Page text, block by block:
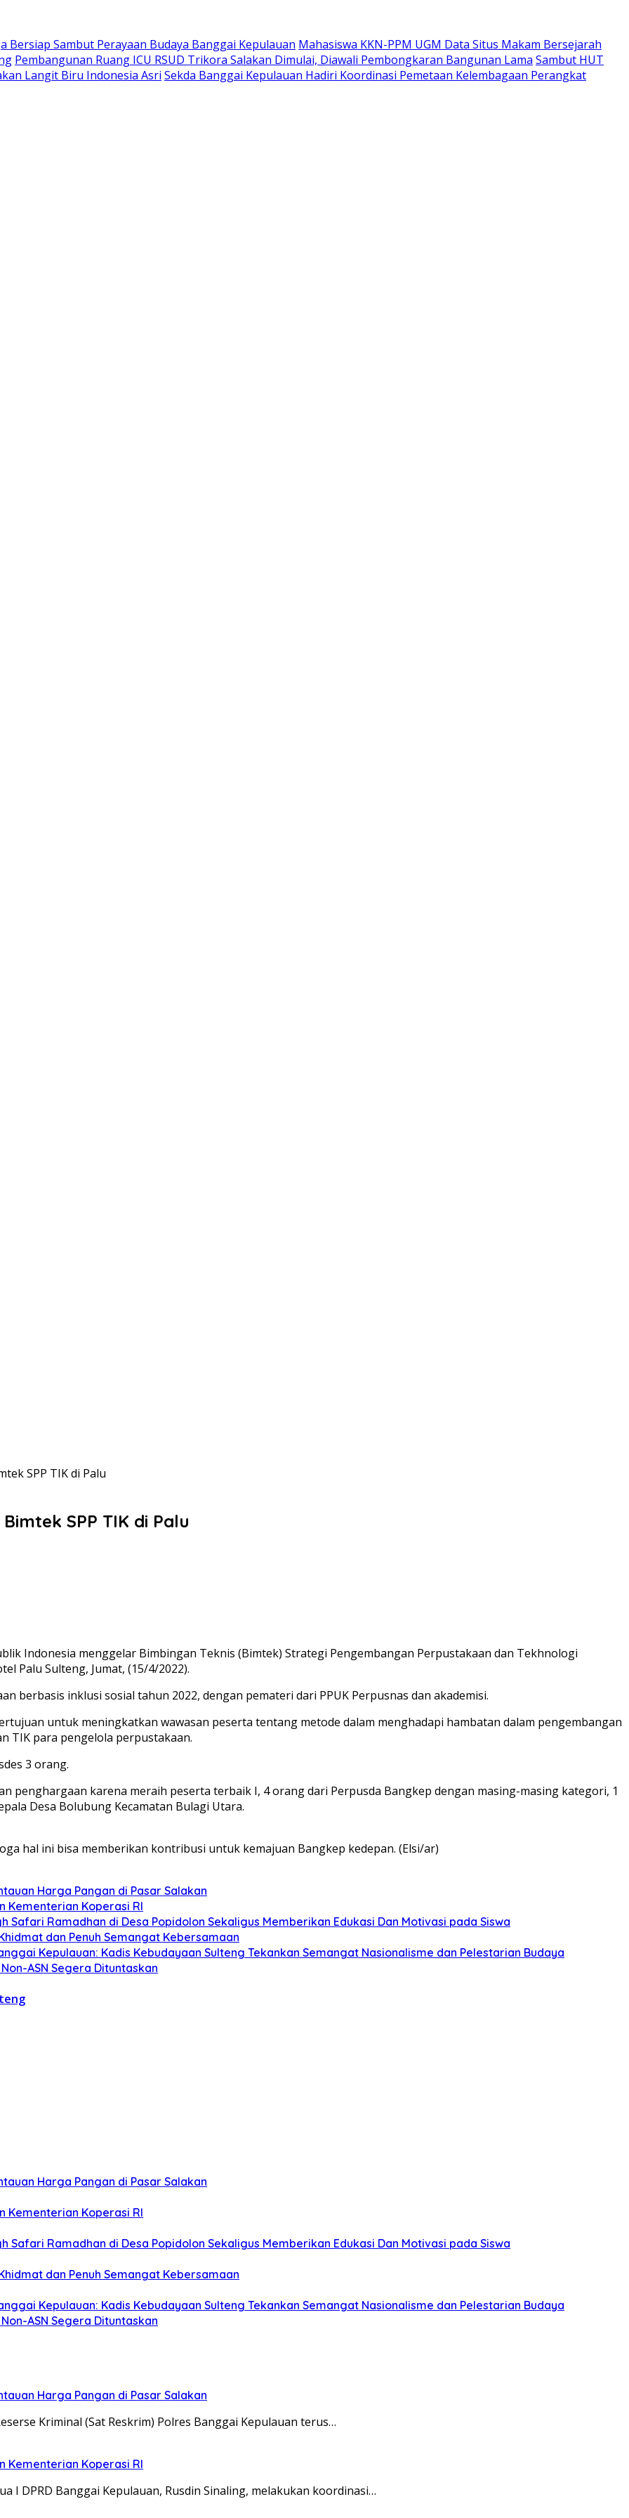
Bersiap Sambut Perayaan Budaya Banggai Kepulauan Mahasiswa KKN-PPM UGM Data Situs Makam Bersejarah
Pembangunan Ruang ICU RSUD Trikora Salakan Dimulai, Diawali Pembongkaran Bangunan Lama Sambut HUT
Langit Biru Indonesia Asri Sekda Banggai Kepulauan Hadiri Koordinasi Pemetaan Kelembagaan Perangkat
SPP TIK di Palu
SPP TIK di Palu
Indonesia menggelar Bimbingan Teknis (Bimtek) Strategi Pengembangan Perpustakaan dan Tekhnologi
Palu Sulteng, Jumat, (15/4/2022).
berbasis inklusi sosial tahun 2022, dengan pemateri dari PPUK Perpusnas dan akademisi.
untuk meningkatkan wawasan peserta tentang metode dalam menghadapi hambatan dalam pengembangan
TIK para pengelola perpustakaan.
3 orang.
penghargaan karena meraih peserta terbaik I, 4 orang dari Perpusda Bangkep dengan masing-masing kategori, 1
Desa Bolubung Kecamatan Bulagi Utara.
hal ini bisa memberikan kontribusi untuk kemajuan Bangkep kedepan. (Elsi/ar)
Harga Pangan di Pasar Salakan
Kementerian Koperasi RI
Safari Ramadhan di Desa Popidolon Sekaligus Memberikan Edukasi Dan Motivasi pada Siswa
dan Penuh Semangat Kebersamaan
Kepulauan: Kadis Kebudayaan Sulteng Tekankan Semangat Nasionalisme dan Pelestarian Budaya
ASN Segera Dituntaskan
Harga Pangan di Pasar Salakan
Kementerian Koperasi RI
Safari Ramadhan di Desa Popidolon Sekaligus Memberikan Edukasi Dan Motivasi pada Siswa
dan Penuh Semangat Kebersamaan
Kepulauan: Kadis Kebudayaan Sulteng Tekankan Semangat Nasionalisme dan Pelestarian Budaya
ASN Segera Dituntaskan
Harga Pangan di Pasar Salakan
Kriminal (Sat Reskrim) Polres Banggai Kepulauan terus…
Kementerian Koperasi RI
I DPRD Banggai Kepulauan, Rusdin Sinaling, melakukan koordinasi…